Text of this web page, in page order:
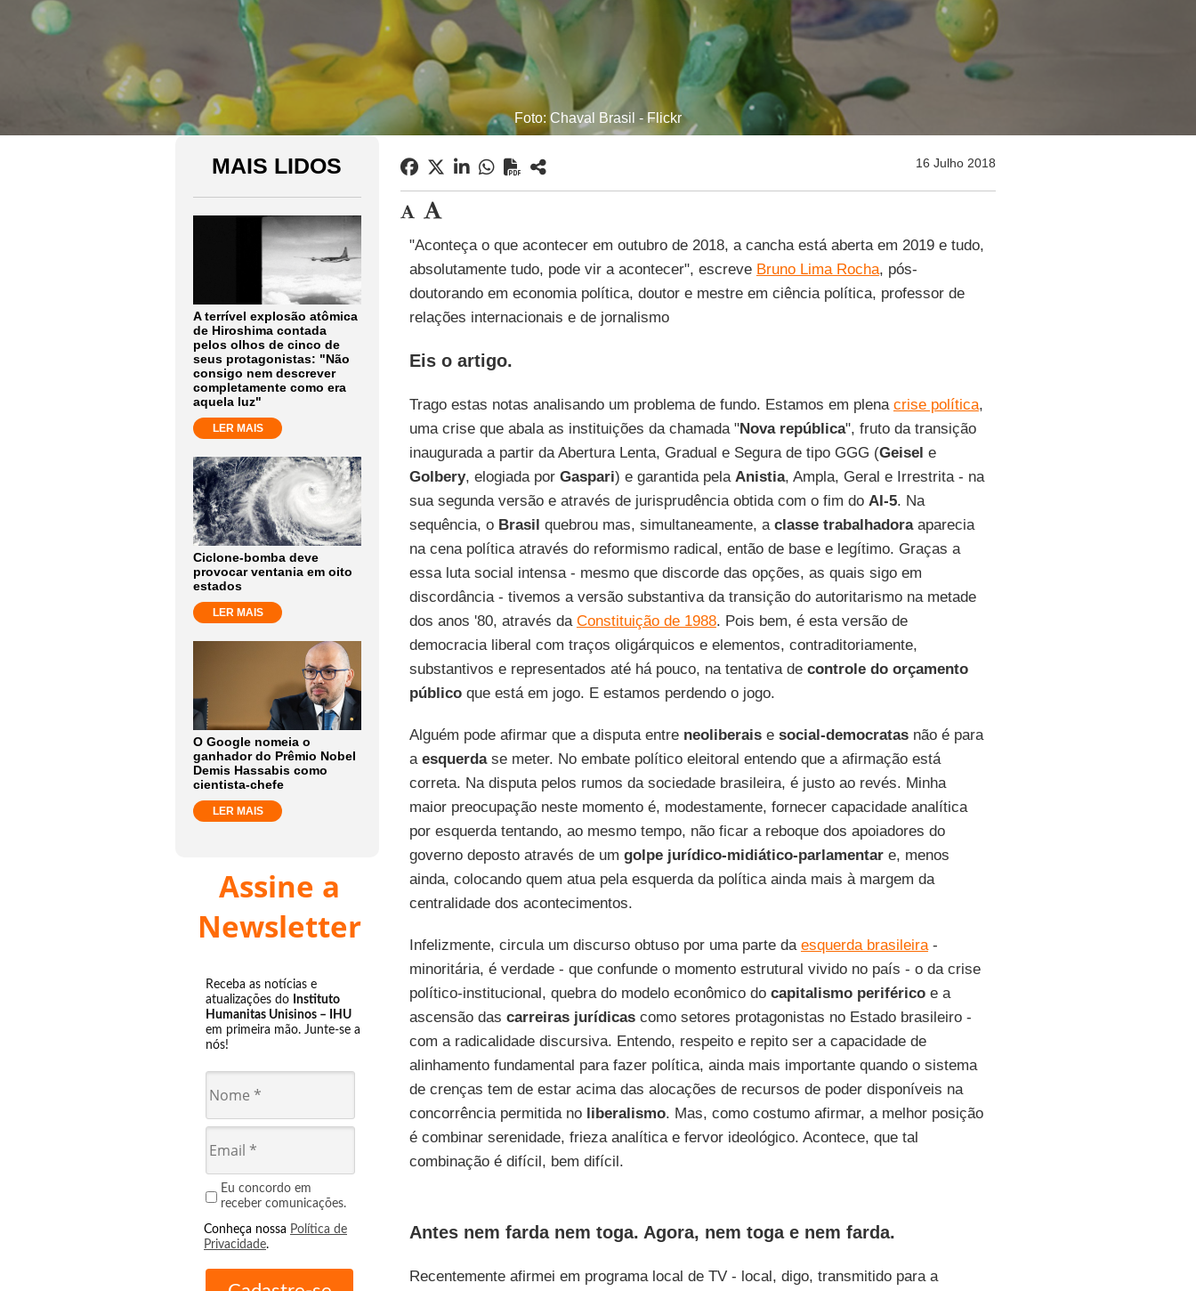
Foto: Chaval Brasil - Flickr
MAIS LIDOS
A terrível explosão atômica
de Hiroshima contada
pelos olhos de cinco de
seus protagonistas: "Não
consigo nem descrever
completamente como era
aquela luz"
LER MAIS
Ciclone-bomba deve
provocar ventania em oito
estados
LER MAIS
O Google nomeia o
ganhador do Prêmio Nobel
Demis Hassabis como
cientista-chefe
LER MAIS
Assine a
Newsletter
Receba as notícias e
atualizações do Instituto
Humanitas Unisinos – IHU
em primeira mão. Junte-se a
nós!
Eu concordo em
receber comunicações.
Conheça nossa Política de
Privacidade.
16 Julho 2018
"Aconteça o que acontecer em outubro de 2018, a cancha está aberta em 2019 e tudo,
absolutamente tudo, pode vir a acontecer", escreve Bruno Lima Rocha, pós-
doutorando em economia política, doutor e mestre em ciência política, professor de
relações internacionais e de jornalismo
Eis o artigo.
Trago estas notas analisando um problema de fundo. Estamos em plena crise política,
uma crise que abala as instituições da chamada "Nova república", fruto da transição
inaugurada a partir da Abertura Lenta, Gradual e Segura de tipo GGG (Geisel e
Golbery, elogiada por Gaspari) e garantida pela Anistia, Ampla, Geral e Irrestrita - na
sua segunda versão e através de jurisprudência obtida com o fim do AI-5. Na
sequência, o Brasil quebrou mas, simultaneamente, a classe trabalhadoraaparecia
na cena política através do reformismo radical, então de base e legítimo. Graças a
essa luta social intensa - mesmo que discorde das opções, as quais sigo em
discordância - tivemos a versão substantiva da transição do autoritarismo na metade
dos anos '80, através da Constituição de 1988. Pois bem, é esta versão de
democracia liberal com traços oligárquicos e elementos, contraditoriamente,
substantivos e representados até há pouco, na tentativa de controle do orçamento
públicoque está em jogo. E estamos perdendo o jogo.
Alguém pode afirmar que a disputa entre neoliberaise social-democratasnão é para
a esquerdase meter. No embate político eleitoral entendo que a afirmação está
correta. Na disputa pelos rumos da sociedade brasileira, é justo ao revés. Minha
maior preocupação neste momento é, modestamente, fornecer capacidade analítica
por esquerda tentando, ao mesmo tempo, não ficar a reboque dos apoiadores do
governo deposto através de um golpe jurídico-midiático-parlamentare, menos
ainda, colocando quem atua pela esquerda da política ainda mais à margem da
centralidade dos acontecimentos.
Infelizmente, circula um discurso obtuso por uma parte da esquerda brasileira-
minoritária, é verdade - que confunde o momento estrutural vivido no país - o da crise
político-institucional, quebra do modelo econômico do capitalismo periféricoe a
ascensão das carreiras jurídicascomo setores protagonistas no Estado brasileiro -
com a radicalidade discursiva. Entendo, respeito e repito ser a capacidade de
alinhamento fundamental para fazer política, ainda mais importante quando o sistema
de crenças tem de estar acima das alocações de recursos de poder disponíveis na
concorrência permitida no liberalismo. Mas, como costumo afirmar, a melhor posição
é combinar serenidade, frieza analítica e fervor ideológico. Acontece, que tal
combinação é difícil, bem difícil.
Antes nem farda nem toga. Agora, nem toga e nem farda.
Recentemente afirmei em programa local de TV - local, digo, transmitido para a